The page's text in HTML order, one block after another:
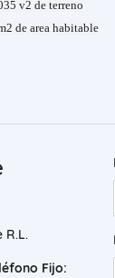
v2 de terreno
de area habitable
R.L.
Fijo: